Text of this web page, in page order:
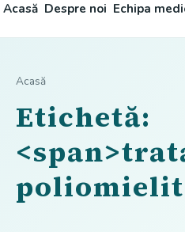
Acasă Despre noi Echipa
Acasă
Etichetă: